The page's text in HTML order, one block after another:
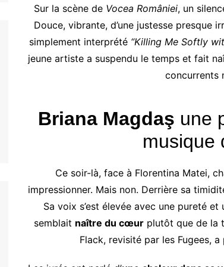
Sur la scène de Vocea României, un
Douce, vibrante, d’une justesse presque
simplement interprété “Killing Me Softly
jeune artiste a suspendu le temps et fait
concurrents
Briana Magdaş une
musique
Ce soir-là, face à Florentina Matei,
impressionner. Mais non. Derrière sa
Sa voix s’est élevée avec une pureté
semblait naître du cœur plutôt que de la
Flack, revisité par les Fugees,